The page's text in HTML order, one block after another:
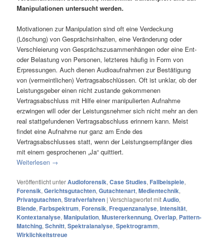
Manipulationen untersucht werden.
Motivationen zur Manipulation sind oft eine Verdeckung
(Löschung) von Gesprächsinhalten, eine Veränderung oder
Verschleierung von Gesprächszusammenhängen oder eine Ent-
oder Belastung von Personen, letzteres häufig in Form von
Erpressungen. Auch dienen Audioaufnahmen zur Bestätigung
von (vermeintlichen) Vertragsabschlüssen. Oft ist unklar, ob der
Leistungsgeber einen nicht zustande gekommenen
Vertragsabschluss mit Hilfe einer manipulierten Aufnahme
erzwingen will oder der Leistungsnehmer sich nicht mehr an den
real stattgefundenen Vertragsabschluss erinnern kann. Meist
findet eine Aufnahme nur ganz am Ende des
Vertragsabschlusses statt, wenn der Leistungsempfänger dies
mit einem gesprochenen „Ja“ quittiert.
Weiterlesen →
Veröffentlicht unterAudioforensik,Case Studies, Fallbeispiele,
Forensik,Gerichtsgutachten,Gutachtenart,Medientechnik,
Privatgutachten,Strafverfahren |Verschlagwortet mitAudio,
Blende, Farbspektrum, Forensik, Frequenzanalyse,Intensität,
Kontextanalyse,Manipulation,Mustererkennung,Overlap, Pattern-
Matching,Schnitt,Spektralanalyse,Spektrogramm,
Wirklichkeitstreue